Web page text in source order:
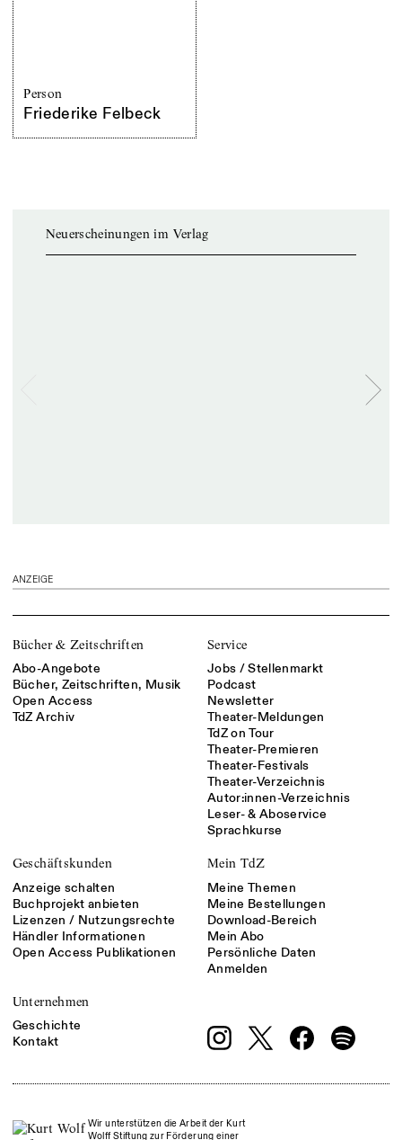
Person
Friederike Felbeck
Neuerscheinungen im Verlag
ANZEIGE
Bücher & Zeitschriften
Abo-Angebote
Bücher, Zeitschriften, Musik
Open Access
TdZ Archiv
Service
Jobs / Stellenmarkt
Podcast
Newsletter
Theater-Meldungen
TdZ on Tour
Theater-Premieren
Theater-Festivals
Theater-Verzeichnis
Autor:innen-Verzeichnis
Leser- & Aboservice
Sprachkurse
Geschäftskunden
Anzeige schalten
Buchprojekt anbieten
Lizenzen / Nutzungsrechte
Händler Informationen
Open Access Publikationen
Mein TdZ
Meine Themen
Meine Bestellungen
Download-Bereich
Mein Abo
Persönliche Daten
Anmelden
Unternehmen
Geschichte
Kontakt
Wir unterstützen die Arbeit der Kurt
Wolff Stiftung zur Förderung einer